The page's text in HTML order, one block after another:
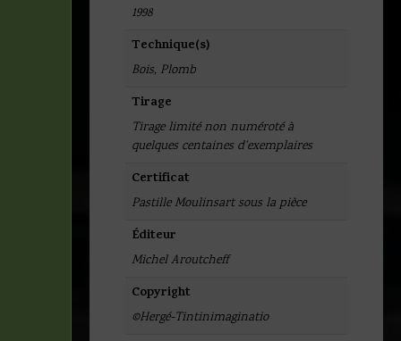
1998
Technique(s)
Bois, Plomb
Tirage
Tirage limité non numéroté à
quelques centaines d'exemplaires
Certificat
Pastille Moulinsart sous la pièce
Éditeur
Michel Aroutcheff
Copyright
©Hergé-Tintinimaginatio